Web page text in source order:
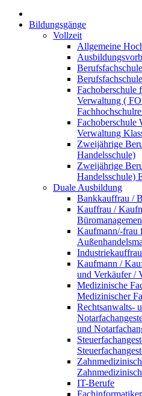
Bildungsgänge
Vollzeit
Allgemeine
Fachoberschule
Verwaltung (
Fachoberschule
Verwaltung
Zweijährige
Handelsschule)
Zweijährige
Handelsschule)
Duale Ausbildung
Bankkauffrau /
Kauffrau /
Kaufmann/-frau
Kaufmann /
und Verkäufer /
Medizinische
Medizinischer
Rechtsanwalts-
und
IT-Berufe